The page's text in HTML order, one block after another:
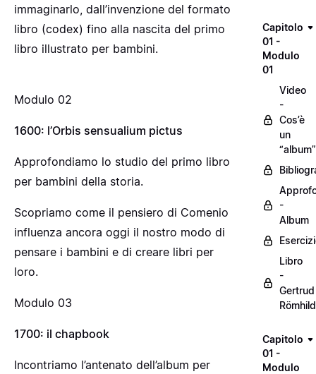
immaginarlo, dall’invenzione del formato
libro (codex) fino alla nascita del primo
libro illustrato per bambini.
Modulo 02
1600: l’Orbis sensualium pictus
Approfondiamo lo studio del primo libro
per bambini della storia.
Scopriamo come il pensiero di Comenio
influenza ancora oggi il nostro modo di
pensare i bambini e di creare libri per
loro.
Modulo 03
1700: il chapbook
Incontriamo l’antenato dell’album per
Capitolo
01 -
Modulo
01
Video
-
Cos’è
un
“album”
-
Album
Libro
-
Gertrud
Capitolo
01 -
Modulo